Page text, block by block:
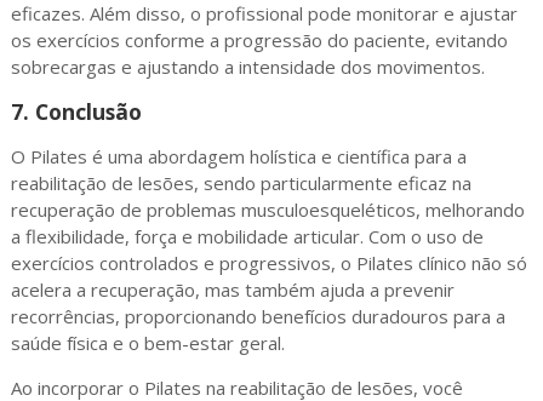
eficazes. Além disso, o profissional pode monitorar e ajustar
os exercícios conforme a progressão do paciente, evitando
sobrecargas e ajustando a intensidade dos movimentos.
7. Conclusão
O Pilates é uma abordagem holística e científica para a
reabilitação de lesões, sendo particularmente eficaz na
recuperação de problemas musculoesqueléticos, melhorando
a flexibilidade, força e mobilidade articular. Com o uso de
exercícios controlados e progressivos, o Pilates clínico não só
acelera a recuperação, mas também ajuda a prevenir
recorrências, proporcionando benefícios duradouros para a
saúde física e o bem-estar geral.
Ao incorporar o Pilates na reabilitação de lesões, você